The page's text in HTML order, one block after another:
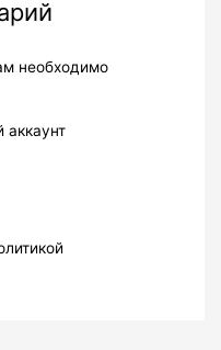
необходимо
аккаунт